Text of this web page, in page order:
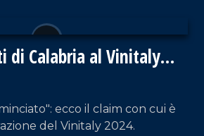
di Calabria al Vinitaly
ecco il claim con cui è
del Vinitaly 2024.